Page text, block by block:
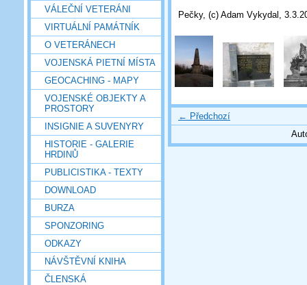
VÁLEČNÍ VETERÁNI
VIRTUÁLNÍ PAMÁTNÍK
O VETERÁNECH
VOJENSKÁ PIETNÍ MÍSTA
GEOCACHING - MAPY
VOJENSKÉ OBJEKTY A
PROSTORY
INSIGNIE A SUVENYRY
HISTORIE - GALERIE
HRDINŮ
PUBLICISTIKA - TEXTY
DOWNLOAD
BURZA
SPONZORING
ODKAZY
NÁVŠTĚVNÍ KNIHA
ČLENSKÁ
Pečky, (c) Adam Vykydal,
← Předchozí